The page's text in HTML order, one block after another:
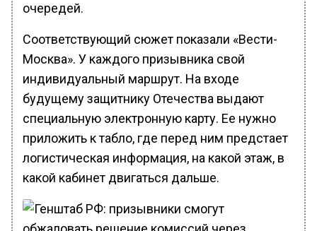
очередей.
Соответствующий сюжет показали «Вести-
Москва». У каждого призывника свой
индивидуальный маршрут. На входе
будущему защитнику Отечества выдают
специальную электронную карту. Ее нужно
приложить к табло, где перед ним предстает
логистическая информация, на какой этаж, в
какой кабинет двигаться дальше.